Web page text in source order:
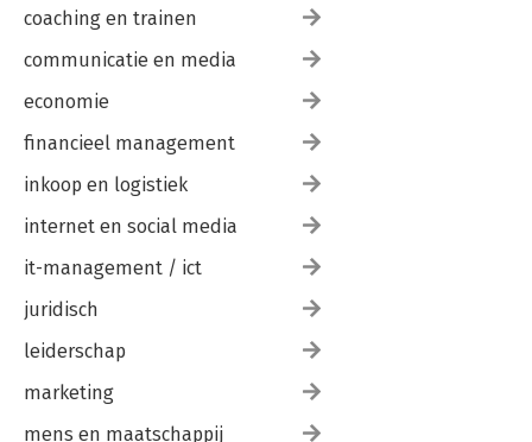
coaching en trainen
communicatie en media
economie
financieel management
inkoop en logistiek
internet en social media
it-management / ict
juridisch
leiderschap
marketing
mens en maatschappij